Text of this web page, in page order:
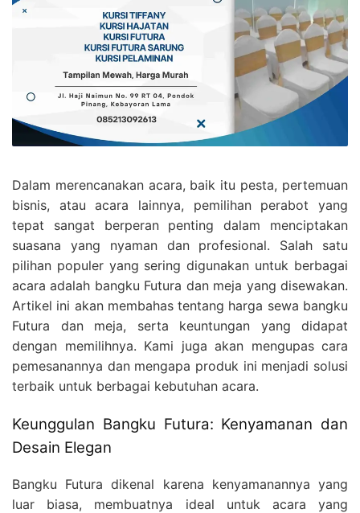
Dalam merencanakan acara, baik itu pesta, pertemuan
bisnis, atau acara lainnya, pemilihan perabot yang
tepat sangat berperan penting dalam menciptakan
suasana yang nyaman dan profesional. Salah satu
pilihan populer yang sering digunakan untuk berbagai
acara adalah bangku Futura dan meja yang disewakan.
Artikel ini akan membahas tentang harga sewa bangku
Futura dan meja, serta keuntungan yang didapat
dengan memilihnya. Kami juga akan mengupas cara
pemesanannya dan mengapa produk ini menjadi solusi
terbaik untuk berbagai kebutuhan acara.
Keunggulan Bangku Futura: Kenyamanan dan
Desain Elegan
Bangku Futura dikenal karena kenyamanannya yang
luar biasa, membuatnya ideal untuk acara yang